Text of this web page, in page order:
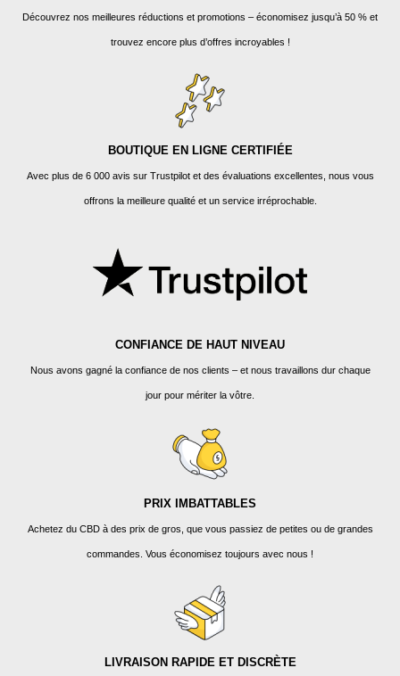
Découvrez nos meilleures réductions et promotions – économisez jusqu’à 50 % et
trouvez encore plus d’offres incroyables !
BOUTIQUE EN LIGNE CERTIFIÉE
Avec plus de 6 000 avis sur Trustpilot et des évaluations excellentes, nous vous
offrons la meilleure qualité et un service irréprochable.
CONFIANCE DE HAUT NIVEAU
Nous avons gagné la confiance de nos clients – et nous travaillons dur chaque
jour pour mériter la vôtre.
PRIX IMBATTABLES
Achetez du CBD à des prix de gros, que vous passiez de petites ou de grandes
commandes. Vous économisez toujours avec nous !
LIVRAISON RAPIDE ET DISCRÈTE